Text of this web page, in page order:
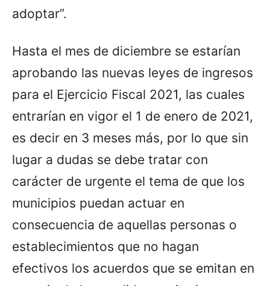
adoptar”.
Hasta el mes de diciembre se estarían
aprobando las nuevas leyes de ingresos
para el Ejercicio Fiscal 2021, las cuales
entrarían en vigor el 1 de enero de 2021,
es decir en 3 meses más, por lo que sin
lugar a dudas se debe tratar con
carácter de urgente el tema de que los
municipios puedan actuar en
consecuencia de aquellas personas o
establecimientos que no hagan
efectivos los acuerdos que se emitan en